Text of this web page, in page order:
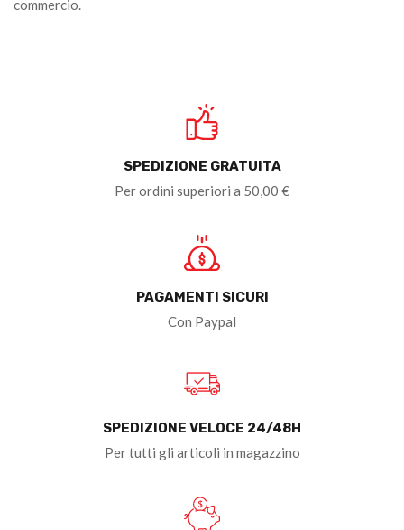
commercio.
SPEDIZIONE GRATUITA
Per ordini superiori a 50,00 €
PAGAMENTI SICURI
Con Paypal
SPEDIZIONE VELOCE 24/48H
Per tutti gli articoli in magazzino